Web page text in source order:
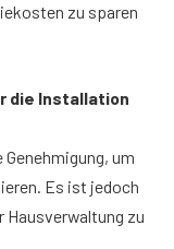
zu sparen
die Installation
um
Es ist jedoch
Hausverwaltung zu